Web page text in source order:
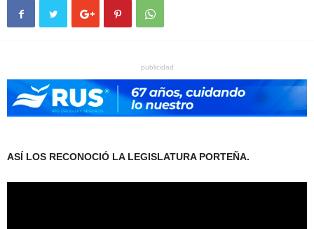
publicidad
ASÍ LOS RECONOCIÓ LA LEGISLATURA PORTEÑA.